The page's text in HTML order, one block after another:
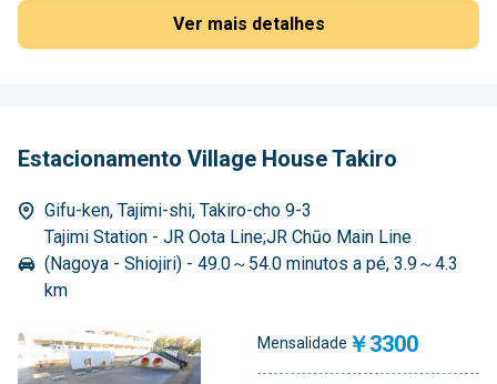
Ver mais detalhes
Estacionamento Village House Takiro
Gifu-ken, Tajimi-shi, Takiro-cho 9-3
Tajimi Station - JR Oota Line;JR Chūo Main Line
(Nagoya - Shiojiri) - 49.0～54.0 minutos a pé, 3.9～4.3
km
Mensalidade ￥3300